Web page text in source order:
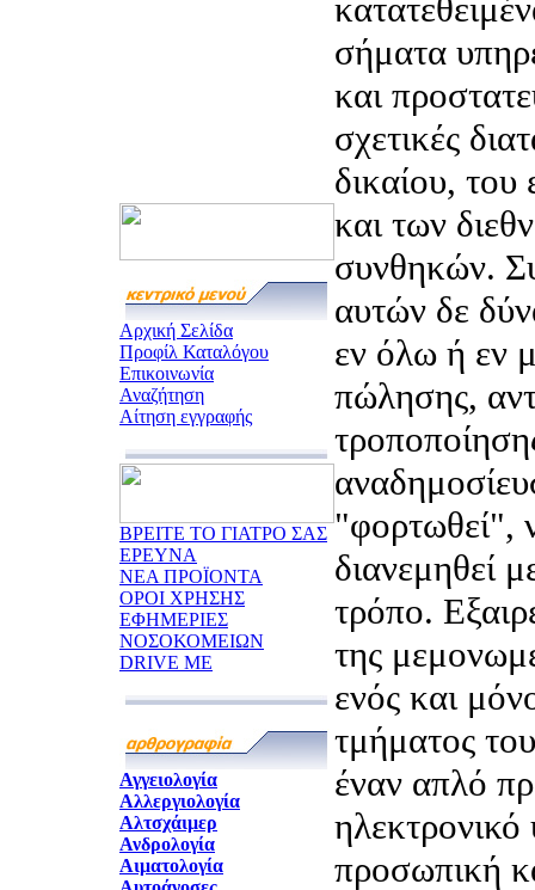
Αρχική Σελίδα
Προφίλ Καταλόγου
Επικοινωνία
Αναζήτηση
Αίτηση εγγραφής
ΒΡΕΙΤΕ ΤΟ ΓΙΑΤΡΟ ΣΑΣ
ΕΡΕΥΝΑ
ΝΕΑ ΠΡΟΪΟΝΤΑ
ΟΡΟΙ ΧΡΗΣΗΣ
ΕΦΗΜΕΡΙΕΣ
ΝΟΣΟΚΟΜΕΙΩΝ
DRIVE ME
Αγγειολογία
Αλλεργιολογία
Αλτσχάιμερ
Ανδρολογία
Αιματολογία
σήματα
και
σχετικές
δικαίου, του
και των
συνθηκών.
αυτών δε
εν όλω ή εν
πώλησης,
"φορτωθεί",
διανεμηθεί
τρόπο.
της
ενός και
τμήματος
έναν απλό
ηλεκτρονικό
προσωπική